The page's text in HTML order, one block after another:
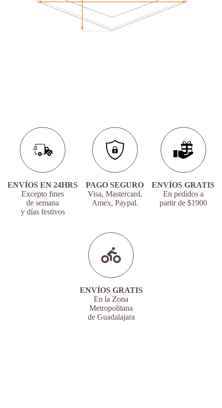
ENVÍOS EN 24HRS
Excepto fines
de semana
y días festivos
PAGO SEGURO
Visa, Mastercard,
Amex, Paypal.
ENVÍOS GRATIS
En pedidos a
partir de $1900
ENVÍOS GRATIS
En la Zona
Metropolitana
de Guadalajara